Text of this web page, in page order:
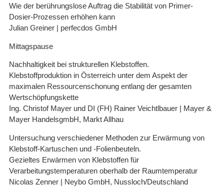
Wie der berührungslose Auftrag die Stabilität von Primer-
Dosier-Prozessen erhöhen kann
Julian Greiner | perfecdos GmbH
Mittagspause
Nachhaltigkeit bei strukturellen Klebstoffen.
Klebstoffproduktion in Österreich unter dem Aspekt der
maximalen Ressourcenschonung entlang der gesamten
Wertschöpfungskette
Ing. Christof Mayer und DI (FH) Rainer Veichtlbauer | Mayer &
Mayer HandelsgmbH, Markt Allhau
Untersuchung verschiedener Methoden zur Erwärmung von
Klebstoff-Kartuschen und -Folienbeuteln.
Gezieltes Erwärmen von Klebstoffen für
Verarbeitungstemperaturen oberhalb der Raumtemperatur
Nicolas Zenner | Neybo GmbH, Nussloch/Deutschland